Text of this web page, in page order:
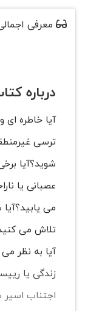
معرفی
درباره
آیا خاطره
ترسی
شوید؟آیا
عصبانی یا
می
تلاش می
آیا به نظر
زندگی یا
اجتناب